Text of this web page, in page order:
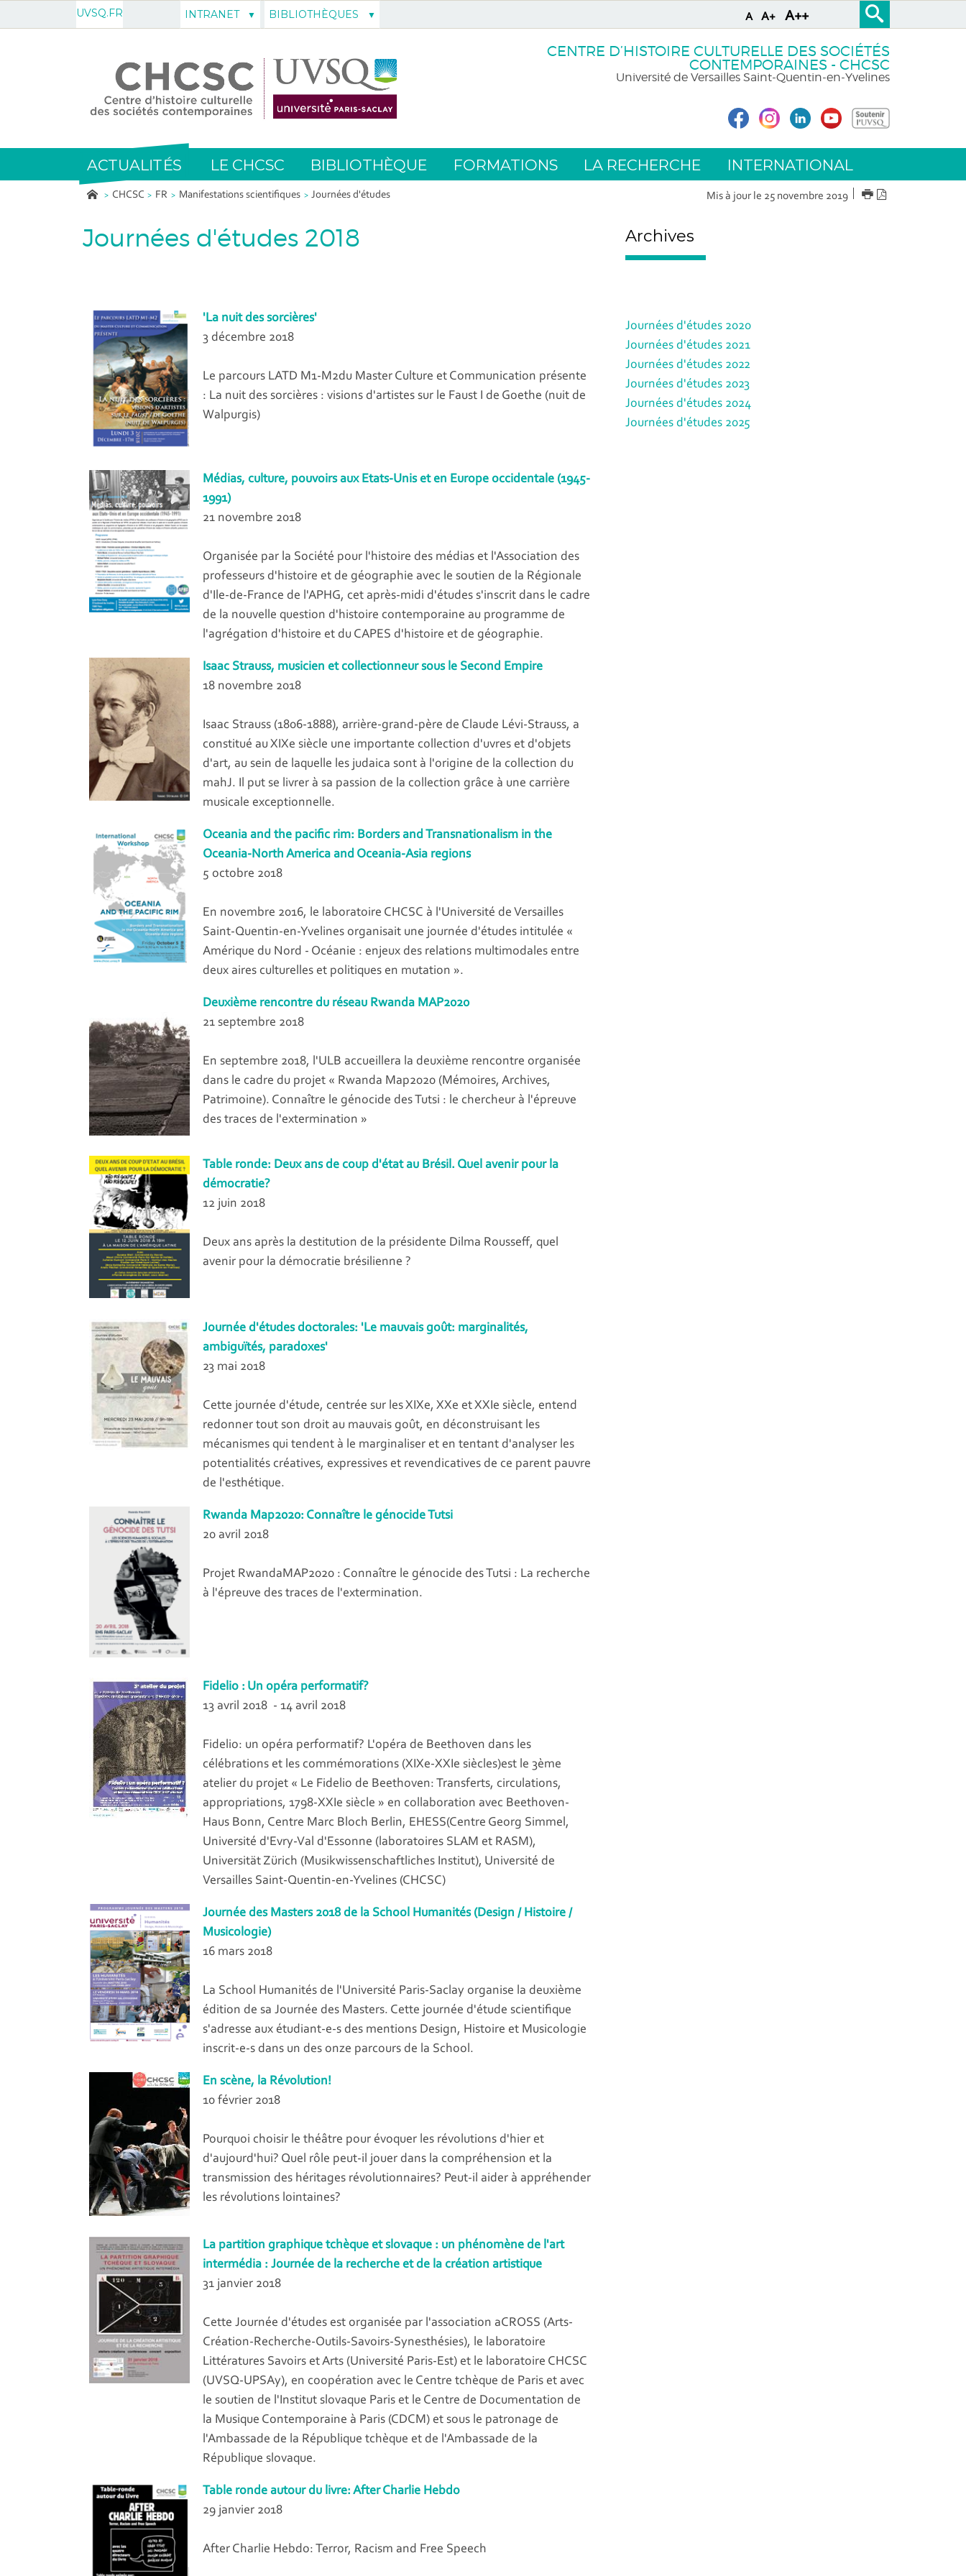
A A+ A++
UVSQ.FR
CENTRE D’HISTOIRE CULTURELLE DES SOCIÉTÉS
CONTEMPORAINES - CHCSC
Université de Versailles Saint-Quentin-en-Yvelines
ACTUALITÉS LE CHCSC BIBLIOTHÈQUE FORMATIONS LA RECHERCHE INTERNATIONAL
CHCSC FR Manifestations scientifiques Journées d'études Mis à jour le 25 novembre 2019 IMPRIMER
Journées d'études 2018
'La nuit des sorcières'
3 décembre 2018
Le parcours LATD M1-M2du Master Culture et Communication présente
: La nuit des sorcières : visions d'artistes sur le Faust I de Goethe (nuit de
Walpurgis)
Médias, culture, pouvoirs aux Etats-Unis et en Europe occidentale (1945-
1991)
21 novembre 2018
Organisée par la Société pour l'histoire des médias et l'Association des
professeurs d'histoire et de géographie avec le soutien de la Régionale
d'Ile-de-France de l'APHG, cet après-midi d'études s'inscrit dans le cadre
de la nouvelle question d'histoire contemporaine au programme de
l'agrégation d'histoire et du CAPES d'histoire et de géographie.
Isaac Strauss, musicien et collectionneur sous le Second Empire
18 novembre 2018
Isaac Strauss (1806-1888), arrière-grand-père de Claude Lévi-Strauss, a
constitué au XIXe siècle une importante collection d'uvres et d'objets
d'art, au sein de laquelle les judaica sont à l'origine de la collection du
mahJ. Il put se livrer à sa passion de la collection grâce à une carrière
musicale exceptionnelle.
Oceania and the pacific rim: Borders and Transnationalism in the
Oceania-North America and Oceania-Asia regions
5 octobre 2018
En novembre 2016, le laboratoire CHCSC à l'Université de Versailles
Saint-Quentin-en-Yvelines organisait une journée d'études intitulée «
Amérique du Nord - Océanie : enjeux des relations multimodales entre
deux aires culturelles et politiques en mutation ».
Deuxième rencontre du réseau Rwanda MAP2020
21 septembre 2018
En septembre 2018, l'ULB accueillera la deuxième rencontre organisée
dans le cadre du projet « Rwanda Map2020 (Mémoires, Archives,
Patrimoine). Connaître le génocide des Tutsi : le chercheur à l'épreuve
des traces de l'extermination »
Table ronde: Deux ans de coup d'état au Brésil. Quel avenir pour la
démocratie?
12 juin 2018
Deux ans après la destitution de la présidente Dilma Rousseff, quel
avenir pour la démocratie brésilienne ?
Journée d'études doctorales: 'Le mauvais goût: marginalités,
ambiguïtés, paradoxes'
23 mai 2018
Cette journée d'étude, centrée sur les XIXe, XXe et XXIe siècle, entend
redonner tout son droit au mauvais goût, en déconstruisant les
mécanismes qui tendent à le marginaliser et en tentant d'analyser les
potentialités créatives, expressives et revendicatives de ce parent pauvre
de l'esthétique.
Rwanda Map2020: Connaître le génocide Tutsi
20 avril 2018
Projet RwandaMAP2020 : Connaître le génocide des Tutsi : La recherche
à l'épreuve des traces de l'extermination.
Fidelio : Un opéra performatif?
13 avril 2018 - 14 avril 2018
Fidelio: un opéra performatif? L'opéra de Beethoven dans les
célébrations et les commémorations (XIXe-XXIe siècles)est le 3ème
atelier du projet « Le Fidelio de Beethoven: Transferts, circulations,
appropriations, 1798-XXIe siècle » en collaboration avec Beethoven-
Haus Bonn, Centre Marc Bloch Berlin, EHESS(Centre Georg Simmel,
Université d'Evry-Val d'Essonne (laboratoires SLAM et RASM),
Universität Zürich (Musikwissenschaftliches Institut), Université de
Versailles Saint-Quentin-en-Yvelines (CHCSC)
Journée des Masters 2018 de la School Humanités (Design / Histoire /
Musicologie)
16 mars 2018
La School Humanités de l'Université Paris-Saclay organise la deuxième
édition de sa Journée des Masters. Cette journée d'étude scientifique
s'adresse aux étudiant-e-s des mentions Design, Histoire et Musicologie
inscrit-e-s dans un des onze parcours de la School.
En scène, la Révolution!
10 février 2018
Pourquoi choisir le théâtre pour évoquer les révolutions d'hier et
d'aujourd'hui? Quel rôle peut-il jouer dans la compréhension et la
transmission des héritages révolutionnaires? Peut-il aider à appréhender
les révolutions lointaines?
La partition graphique tchèque et slovaque : un phénomène de l'art
intermédia : Journée de la recherche et de la création artistique
31 janvier 2018
Cette Journée d'études est organisée par l'association aCROSS (Arts-
Création-Recherche-Outils-Savoirs-Synesthésies), le laboratoire
Littératures Savoirs et Arts (Université Paris-Est) et le laboratoire CHCSC
(UVSQ-UPSAy), en coopération avec le Centre tchèque de Paris et avec
le soutien de l'Institut slovaque Paris et le Centre de Documentation de
la Musique Contemporaine à Paris (CDCM) et sous le patronage de
l'Ambassade de la République tchèque et de l'Ambassade de la
République slovaque.
Table ronde autour du livre: After Charlie Hebdo
29 janvier 2018
After Charlie Hebdo: Terror, Racism and Free Speech
Archives
Journées d'études 2020
Journées d'études 2021
Journées d'études 2022
Journées d'études 2023
Journées d'études 2024
Journées d'études 2025
INTRANET BIBLIOTHÈQUES